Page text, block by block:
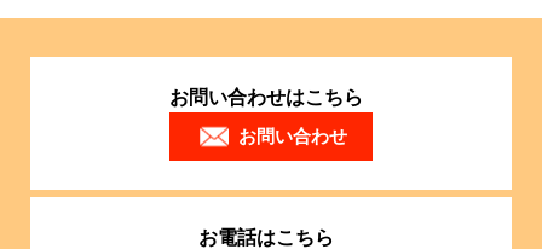
お問い合わせはこちら
お問い合わせ
お電話はこちら